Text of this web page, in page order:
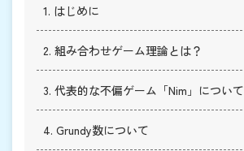
1. はじめに
2. 組み合わせゲーム理論とは？
3. 代表的な不偏ゲーム「Nim」について
4. Grundy数について